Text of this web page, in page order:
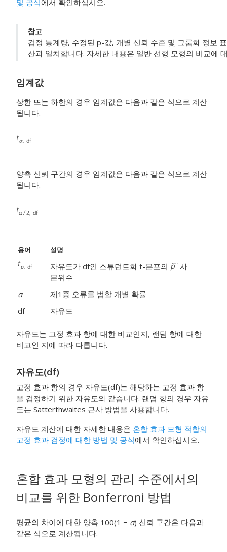
및 공식에서 확인하십시오.
참고
검정 통계량, 수정된 p-값, 개별 신뢰 수준 및 그룹화 정보
산과 일치합니다. 자세한 내용은 일반 선형 모형의 비교에
임계값
상한 또는 하한의 경우 임계값은 다음과 같은 식으로 계산
됩니다.
양측 신뢰 구간의 경우 임계값은 다음과 같은 식으로 계산
됩니다.
용어 설명
자유도가 df인 스튜던트화 t-분포의
사
분위수
α
제1종 오류를 범할 개별 확률
df
자유도
자유도는 고정 효과 항에 대한 비교인지, 랜덤 항에 대한
비교인 지에 따라 다릅니다.
자유도(df)
고정 효과 항의 경우 자유도(df)는 해당하는 고정 효과 항
을 검정하기 위한 자유도와 같습니다. 랜덤 항의 경우 자유
도는 Satterthwaites 근사 방법을 사용합니다.
자유도 계산에 대한 자세한 내용은 혼합 효과 모형 적합의
고정 효과 검정에 대한 방법 및 공식에서 확인하십시오.
혼합 효과 모형의 관리 수준에서의
비교를 위한 Bonferroni 방법
평균의 차이에 대한 양측 100(1 − α) 신뢰 구간은 다음과
같은 식으로 계산됩니다.